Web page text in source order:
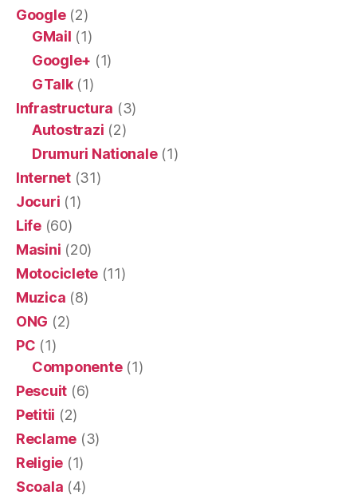
Google(2)
GMail (1)
Google+ (1)
GTalk(1)
Infrastructura (3)
Autostrazi (2)
Drumuri Nationale(1)
Internet(31)
Jocuri (1)
Life(60)
Masini (20)
Motociclete (11)
Muzica (8)
ONG (2)
PC (1)
Componente(1)
Pescuit (6)
Petitii (2)
Reclame (3)
Religie (1)
Scoala (4)